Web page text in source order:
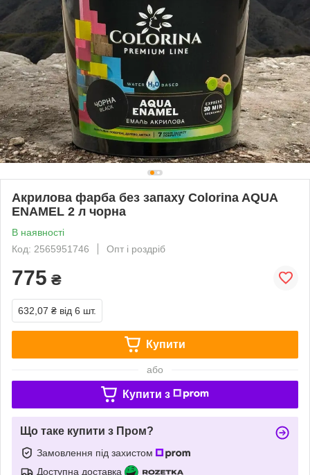
Акрилова фарба без запаху Colorina AQUA
ENAMEL 2 л чорна
В наявності
Код: 2565951746
Опт і роздріб
775 ₴
632,07 ₴ від 6 шт.
Купити
або
Купити з
Що таке купити з Пром?
Замовлення під захистом
Доступна доставка